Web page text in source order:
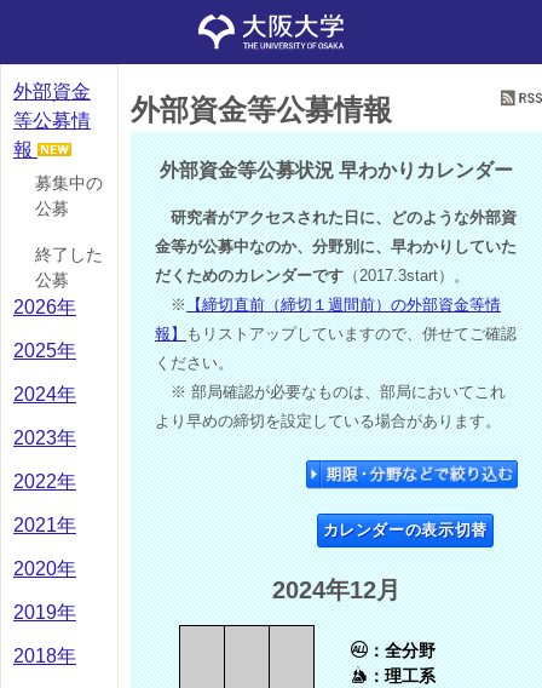
外部資金
等公募情
報
募集中の
公募
終了した
公募
2026年
2025年
2024年
2023年
2022年
2021年
2020年
2019年
2018年
外部資金等公募情報
外部資金等公募状況 早わかりカレンダー
研究者がアクセスされた日に、どのような外部資
金等が公募中なのか、分野別に、早わかりしていた
だくためのカレンダーです（2017.3start）。
※【締切直前（締切１週間前）の外部資金等情
報】もリストアップしていますので、併せてご確認
ください。
※ 部局確認が必要なものは、部局においてこれ
より早めの締切を設定している場合があります。
カレンダーの表示切替
2024年12月
：全分野
：理工系